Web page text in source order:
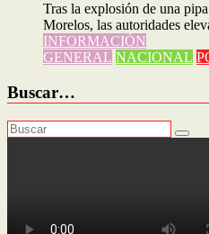
Tras la explosión de una
Morelos, las autoridades
INFORMACIÓN
GENERAL NACIONAL
Buscar…